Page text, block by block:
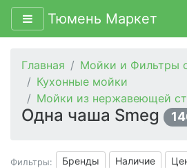
Тюмень Маркет
Главная
Мойки и Фильтры
Кухонные мойки
Мойки из нержавеющей
Одна чаша Smeg
Фильтры: Бренды Наличие